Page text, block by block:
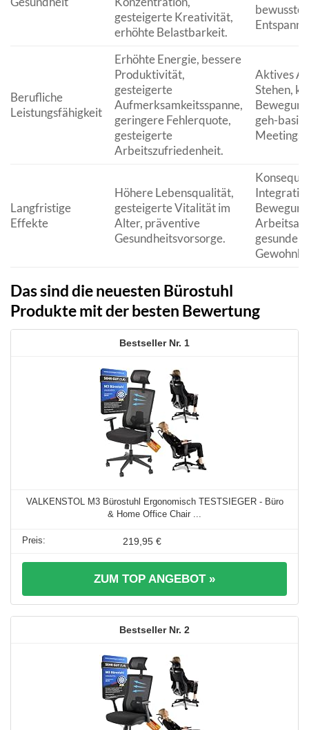
gesteigerte Kreativität,
erhöhte Belastbarkeit.
bewusste
Berufliche
Leistungsfähigkeit
Erhöhte Energie, bessere
Produktivität,
gesteigerte
Aufmerksamkeitsspanne,
geringere Fehlerquote,
gesteigerte
Arbeitszufriedenheit.
Aktives
Stehen,
geh-
Meetings.
Langfristige
Effekte
Höhere Lebensqualität,
gesteigerte Vitalität im
Alter, präventive
Gesundheitsvorsorge.
gesunder
Das sind die neuesten Bürostuhl
Produkte mit der besten Bewertung
1
VALKENSTOL M3 Bürostuhl Ergonomisch TESTSIEGER - Büro
& Home Office Chair ...
219,95 €
ZUM TOP ANGEBOT »
2